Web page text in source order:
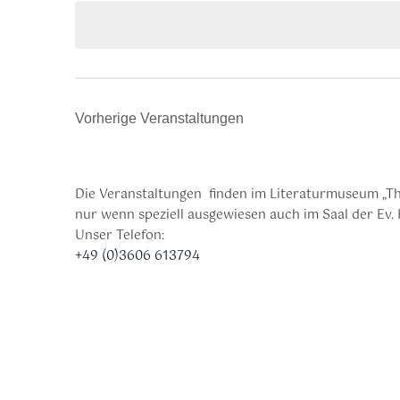
Vorherige Veranstaltungen
Die Veranstaltungen finden im Literaturmuseum
nur wenn speziell ausgewiesen auch im Saal der
Unser Telefon:
+49 (0)3606 613794